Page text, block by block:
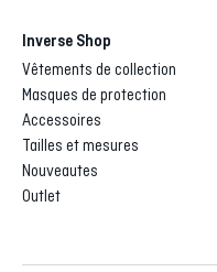
Inverse Shop
Vêtements de collection
Masques de protection
Accessoires
Tailles et mesures
Nouveautes
Outlet